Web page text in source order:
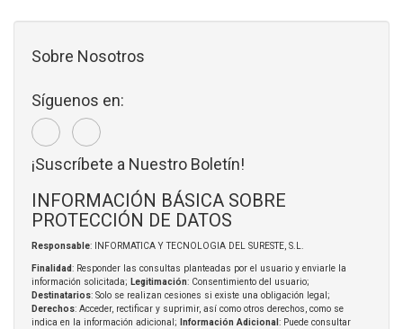
Sobre Nosotros
Síguenos en:
¡Suscríbete a Nuestro Boletín!
INFORMACIÓN BÁSICA SOBRE
PROTECCIÓN DE DATOS
Responsable: INFORMATICA Y TECNOLOGIA DEL SURESTE, S.L.
Finalidad: Responder las consultas planteadas por el usuario y enviarle la
información solicitada; Legitimación: Consentimiento del usuario;
Destinatarios: Solo se realizan cesiones si existe una obligación legal;
Derechos: Acceder, rectificar y suprimir, así como otros derechos, como se
indica en la información adicional;
Información Adicional : Puede consultar